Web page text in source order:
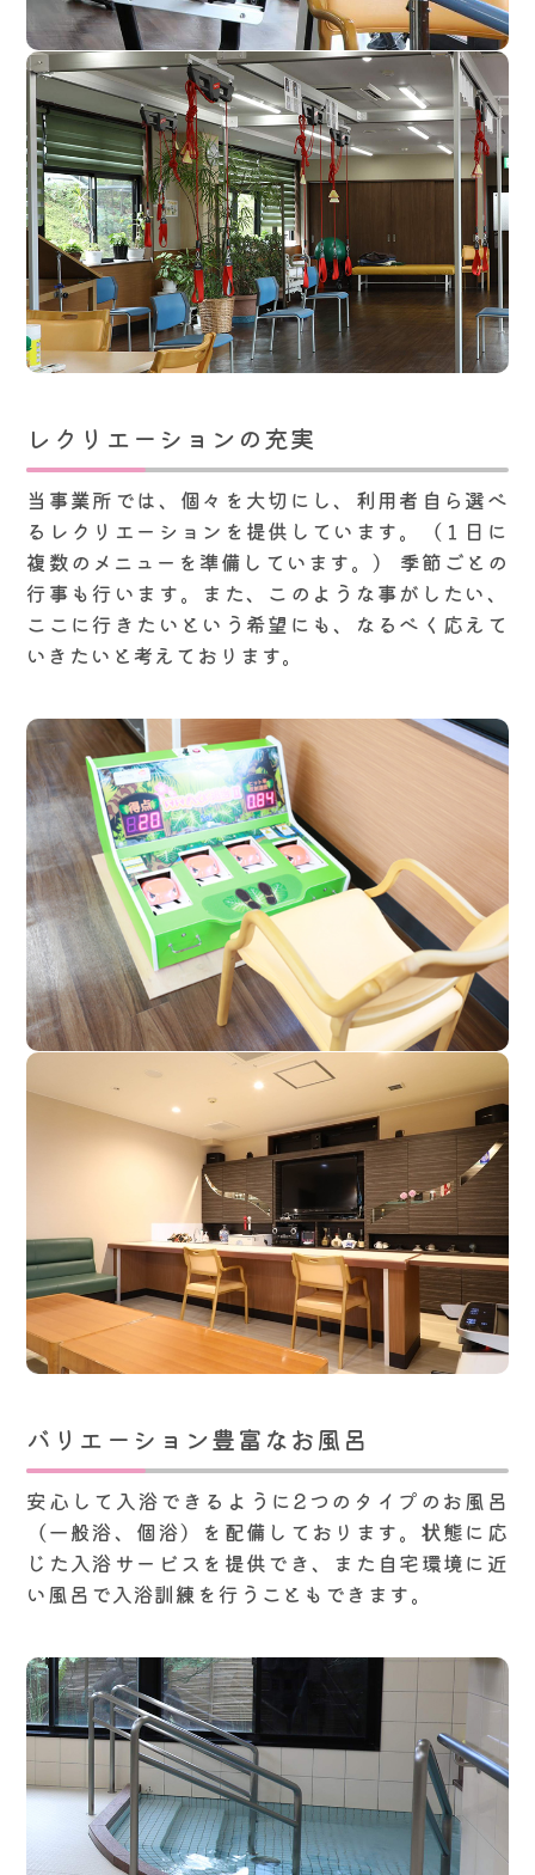
レクリエーションの充実
当事業所では、個々を大切にし、利用者自ら選べ
るレクリエーションを提供しています。（１日に
複数のメニューを準備しています。） 季節ごとの
行事も行います。また、このような事がしたい、
ここに行きたいという希望にも、なるべく応えて
いきたいと考えております。
バリエーション豊富なお風呂
安心して入浴できるように2つのタイプのお風呂
（一般浴、個浴）を配備しております。状態に応
じた入浴サービスを提供でき、また自宅環境に近
い風呂で入浴訓練を行うこともできます。